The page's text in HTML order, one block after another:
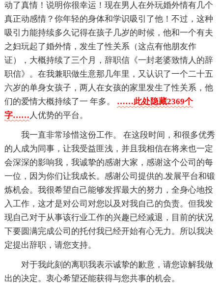
动了真情！说明你很幸运！现在男人在外玩婚外情有几个
真正动感情？你年轻的身体和学识吸引了他！不过，这种
吸引力能持续多久记得在孩子几岁的时候，他和一个有夫
之妇玩起了婚外情，发生了性关系（这点有他朋友作
证），大概持续了三个月，辞职信《一封老婆致情人的辞
职信》。在我兼职做生意那几年里，又认识了一个二十五
六岁的单身女孩子，两人在女孩的家里发生了性关系，他
们的爱情大概持续了一 年多。 ……此处隐藏2369个
字…… 人优势的平台。
我一直非常珍惜这份工作。 在这段时间，和很多优秀
的人成为同事，让我受益匪浅，并且我相信在将来也一定
会深深的影响我，我诚挚的感谢大家，感谢这个公司的每
一位，因为你们让我成长。感谢公司提供的.发展平台和锻
炼机会。我很希望自己能够发挥最大的努力，全身心地投
入工作，这才是对公司对您以及对我自己的负责。但我发
现自己对于从事该行业工作的兴趣已经减退，目前的状况
下要圆满完成公司的托付我已经开始有心无力。所以我决
定提出辞职，请您支持。
对于我此刻的离职我表示诚挚的歉意，请您谅解我做
出的决定。衷心希望还能获得与您共事的机会。